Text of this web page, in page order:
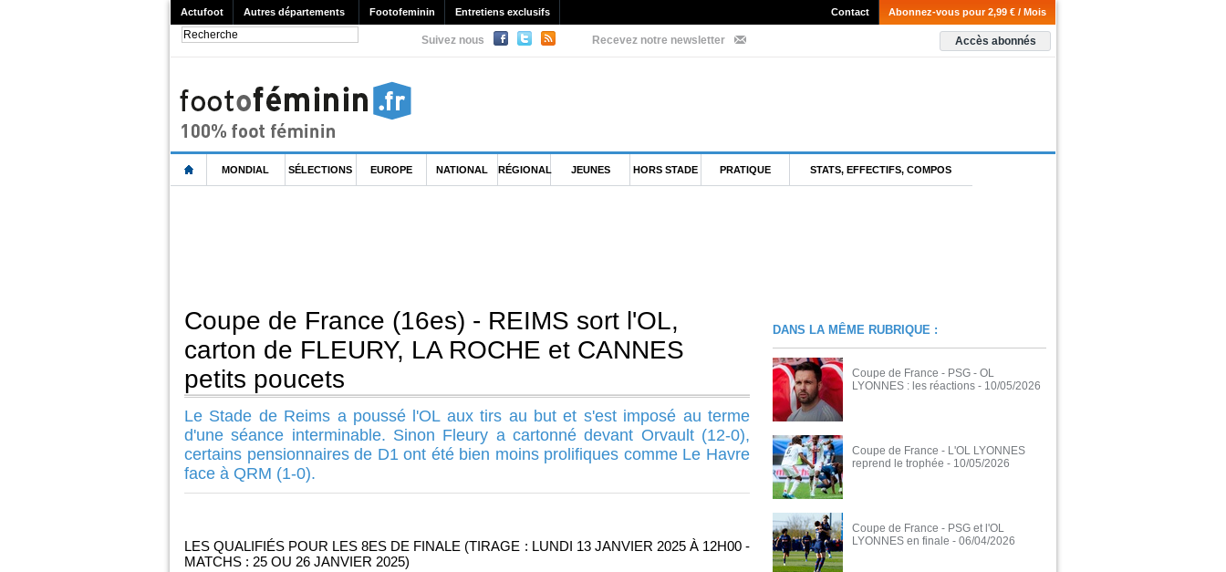
Actufoot Autres départements Footofeminin Entretiens exclusifs Abonnez-vous pour 2,99 € / Mois
Contact
Suivez nous Recevez notre newsletter Accès abonnés
MONDIAL SÉLECTIONS EUROPE NATIONAL RÉGIONAL JEUNES HORS STADE PRATIQUE STATS, EFFECTIFS, COMPOS
Coupe de France (16es) - REIMS sort l'OL,
carton de FLEURY, LA ROCHE et CANNES
petits poucets
Le Stade de Reims a poussé l'OL aux tirs au but et s'est imposé au terme
d'une séance interminable. Sinon Fleury a cartonné devant Orvault (12-0),
certains pensionnaires de D1 ont été bien moins prolifiques comme Le Havre
face à QRM (1-0).
LES QUALIFIÉS POUR LES 8ES DE FINALE (TIRAGE : LUNDI 13 JANVIER 2025 À 12H00 -
MATCHS : 25 OU 26 JANVIER 2025)
DANS LA MÊME RUBRIQUE :
Coupe de France - PSG - OL
LYONNES : les réactions - 10/05/2026
Coupe de France - L'OL LYONNES
reprend le trophée - 10/05/2026
Coupe de France - PSG et l'OL
LYONNES en finale - 06/04/2026